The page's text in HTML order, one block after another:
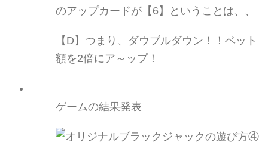
のアップカードが【6】ということは、、
【D 】つまり、ダウブルダウン！！ベット
額を2倍にア～ップ！
ゲームの結果発表